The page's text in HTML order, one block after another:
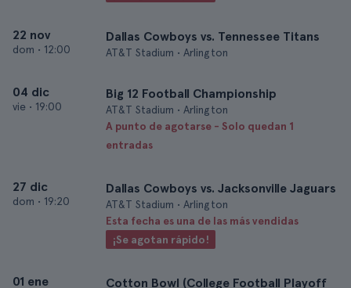
22 nov
dom • 12:00
Dallas Cowboys vs. Tennessee Titans
AT&T Stadium • Arlington
04 dic
vie • 19:00
Big 12 Football Championship
AT&T Stadium • Arlington
A punto de agotarse - Solo quedan 1
entradas
27 dic
dom • 19:20
Dallas Cowboys vs. Jacksonville Jaguars
AT&T Stadium • Arlington
Esta fecha es una de las más vendidas
¡Se agotan rápido!
01 ene
Cotton Bowl (College Football Playoff